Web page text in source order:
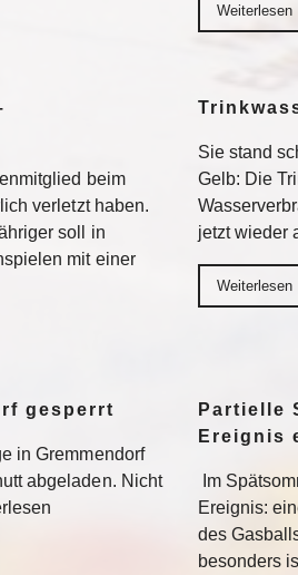
Weiterlesen
beim
verletzt haben.
soll in
mit einer
Sie stand
Gelb: Die
jetzt wieder
Weiterlesen
gesperrt
in Gremmendorf
abgeladen. Nicht
Partielle
Ereignis
Im
Ereignis:
des
besonders